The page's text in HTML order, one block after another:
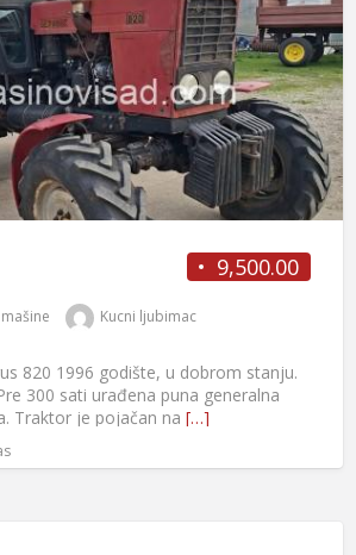
9,500.00
Kucni ljubimac
820 1996 godište, u dobrom stanju.
300 sati urađena puna generalna
Traktor je pojačan na […]